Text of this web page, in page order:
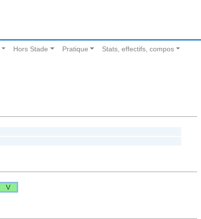
Hors Stade Pratique Stats, effectifs, compos
V